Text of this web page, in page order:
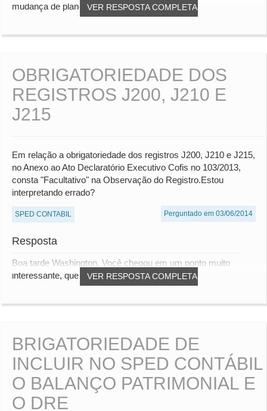
VER RESPOSTA COMPLETA
mudança de plano de contas; J200, J210...
OBRIGATORIEDADE DOS
REGISTROS J200, J210 E
J215
Em relação a obrigatoriedade dos registros J200, J210 e J215,
no Anexo ao Ato Declaratório Executivo Cofis no 103/2013,
consta "Facultativo" na Observação do Registro.Estou
interpretando errado?
SPED CONTABIL Perguntado em 03/06/2014
Resposta
VER RESPOSTA COMPLETA
Boa tarde Washington, Você chegou em um ponto muito
interessante, que já tive a oportunidade de dis...
BRIGATORIEDADE DE
INCLUIR NO SPED CONTÁBIL
O BALANÇO PATRIMONIAL E
O DRE